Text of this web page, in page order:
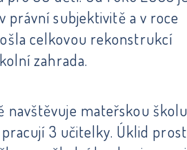
právní subjektivitě a v roce
celkovou rekonstrukcí
zahrada.
navštěvuje mateřskou
3 učitelky. Úklid